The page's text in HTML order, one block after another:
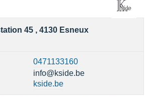
45 , 4130 Esneux
0471133160
info@kside.be
kside.be